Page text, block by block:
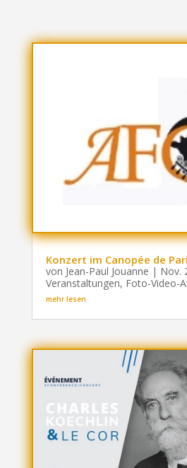
Konzert im Canopée de
von Jean-Paul Jouanne | Nov.
Veranstaltungen, Foto-Video-
mehr lesen